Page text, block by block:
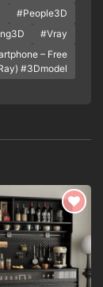
#People3D
#Vray
– Free
#3Dmodel
Add to
wishlist